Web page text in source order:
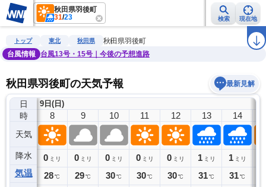
秋田県羽後町
31/23 検索 現在地
雨雲レーダー 台風情報 地震情報 ラ
トップ 東北 秋田県
秋田県羽後町
台風情報
台風13号・15号｜今後の予想進路
秋田県羽後町の天気予報 最新見解
日
時
天気
降水
気温
9日(日)
7
0ミリ
26℃
8
0 ミリ
28℃
9
0 ミリ
29℃
10
0 ミリ
30℃
11
0 ミリ
30℃
12
0 ミリ
30℃
13
1 ミリ
31℃
14
1 ミリ
31℃